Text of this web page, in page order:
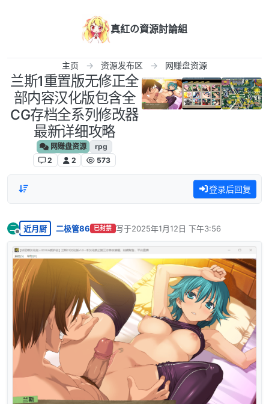
真紅の資源討論組
主页 资源发布区 网赚盘资源
兰斯1重置版无修正全
部内容汉化版包含全
CG存档全系列修改器
最新详细攻略
网赚盘资源
rpg
2
2 573
登录后回复
二
离线
近月厨 二极管86 已封禁 写于2025年1月12日 下午3:56
最后由 编辑